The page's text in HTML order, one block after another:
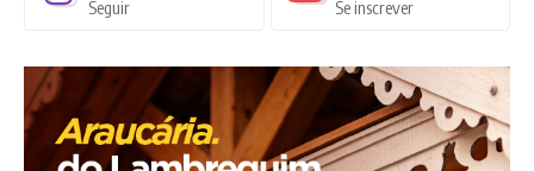
Seguir Se inscrever